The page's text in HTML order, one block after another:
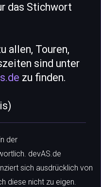
das Stichwort
allen, Touren,
sind unter
zu finden.
der
devAS.de
sich ausdrücklich von
diese nicht zu eigen.